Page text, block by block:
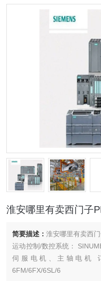
淮安哪里有卖西门子
简要描述：淮安哪里有卖西
运动控制/数控系统：
伺服电机、主轴电机 订
6FM/6FX/6SL/6